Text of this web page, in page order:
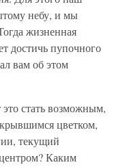
небу, и мы
жизненная
достичь пупочного
вам об этом
стать возможным,
цветком,
текущий
Каким